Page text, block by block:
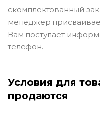
скомплектованный
менеджер
Вам поступает
телефон.
Условия для
продаются